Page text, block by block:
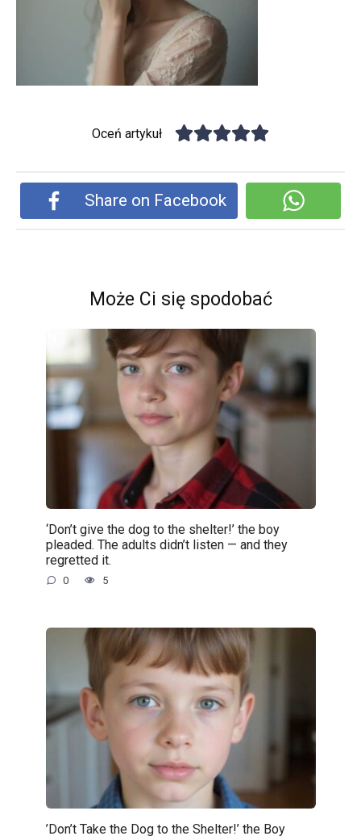
Oceń artykuł
Share on Facebook
Może Ci się spodobać
‘Don’t give the dog to the shelter!’ the boy
pleaded. The adults didn’t listen — and they
regretted it.
0 5
’Don’t Take the Dog to the Shelter!’ the Boy